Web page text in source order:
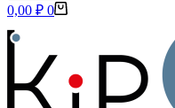
Корзина
0,00 ₽ 0